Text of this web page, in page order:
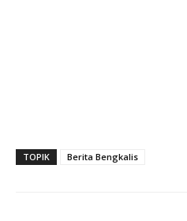
TOPIK Berita Bengkalis